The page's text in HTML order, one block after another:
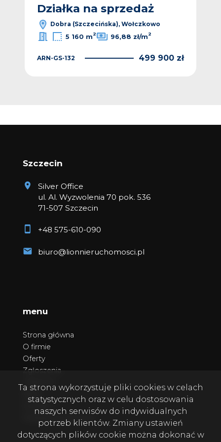
Działka na sprzedaż
Dobra (Szczecińska), Wołczkowo
5 160 m2 96,88 zł/m2
ARN-GS-132 499 900 zł
Szczecin
Silver Office
ul. Al. Wyzwolenia 70 pok. 536
71-507 Szczecin
+48 575-610-090
biuro@lionnieruchomosci.pl
menu
Strona główna
O firmie
Oferty
Zgłoszenia
Kontakt
Polityka prywatności
Ta strona wykorzystuje pliki cookies w celach
statystycznych oraz w celu dostosowania
naszych serwisów do indywidualnych
potrzeb klientów. Zmiany ustawień
dotyczących plików cookie można dokonać w